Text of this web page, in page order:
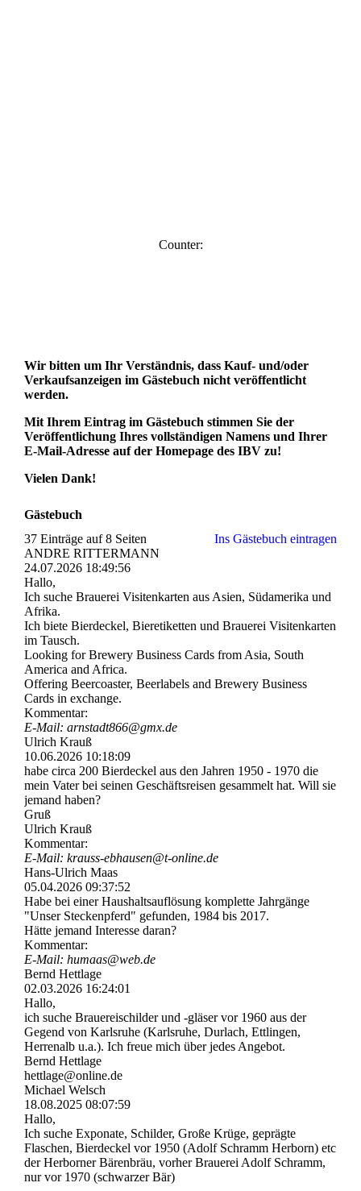
Counter:
Wir bitten um Ihr Verständnis, dass Kauf- und/oder
Verkaufsanzeigen im Gästebuch nicht veröffentlicht
werden.
Mit Ihrem Eintrag im Gästebuch stimmen Sie der
Veröffentlichung Ihres vollständigen Namens und Ihrer
E-Mail-Adresse auf der Homepage des IBV zu!
Vielen Dank!
Gästebuch
37 Einträge auf 8 Seiten
Ins Gästebuch eintragen
ANDRE RITTERMANN
24.07.2026 18:49:56
Hallo,
Ich suche Brauerei Visitenkarten aus Asien, Südamerika und
Afrika.
Ich biete Bierdeckel, Bieretiketten und Brauerei Visitenkarten
im Tausch.
Looking for Brewery Business Cards from Asia, South
America and Africa.
Offering Beercoaster, Beerlabels and Brewery Business
Cards in exchange.
Kommentar:
E-Mail: arnstadt866@gmx.de
Ulrich Krauß
10.06.2026 10:18:09
habe circa 200 Bierdeckel aus den Jahren 1950 - 1970 die
mein Vater bei seinen Geschäftsreisen gesammelt hat. Will sie
jemand haben?
Gruß
Ulrich Krauß
Kommentar:
E-Mail: krauss-­ebhausen@­t-­online.­de
Hans-Ulrich Maas
05.04.2026 09:37:52
Habe bei einer Haushaltsauflösung komplette Jahrgänge
"Unser Steckenpferd" gefunden, 1984 bis 2017.
Hätte jemand Interesse daran?
Kommentar:
E-Mail: humaas@web.de
Bernd Hettlage
02.03.2026 16:24:01
Hallo,
ich suche Brauereischilder und -gläser vor 1960 aus der
Gegend von Karlsruhe (Karlsruhe, Durlach, Ettlingen,
Herrenalb u.a.). Ich freue mich über jedes Angebot.
Bernd Hettlage
hettlage@online.de
Michael Welsch
18.08.2025 08:07:59
Hallo,
Ich suche Exponate, Schilder, Große Krüge, geprägte
Flaschen, Bierdeckel vor 1950 (Adolf Schramm Herborn) etc
der Herborner Bärenbräu, vorher Brauerei Adolf Schramm,
nur vor 1970 (schwarzer Bär)